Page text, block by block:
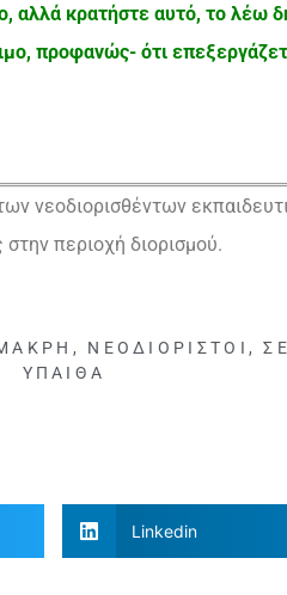
αλλά κρατήστε αυτό, το λέω
προφανώς- ότι
νεοδιορισθέντων
στην περιοχή διορισμού.
, ΝΕΟΔΙΌΡΙΣΤΟΙ ,
ΥΠΑΙΘΑ
Linkedin